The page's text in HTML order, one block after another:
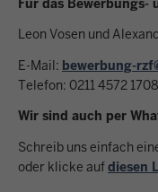
Leon Vosen und
E-Mail: bewerbung-
Telefon: 0211 4572 1708
Wir sind auch per
Schreib uns einfach
oder klicke aufdiesen